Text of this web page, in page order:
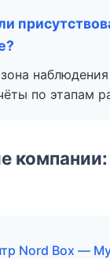
по этапам
компании:
Nord Box —